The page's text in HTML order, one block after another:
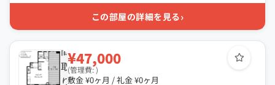
この部屋の詳細を見る›
間
取
り
¥47,000
(管理費: )
敷金 ¥0ヶ月 / 礼金 ¥0ヶ月